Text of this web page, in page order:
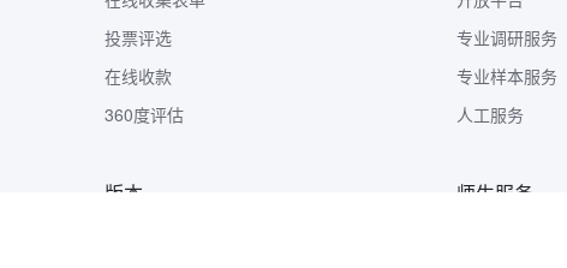
投票评选
在线收款
360度评估
专业调研服务
专业样本服务
人工服务
版本 师生服务